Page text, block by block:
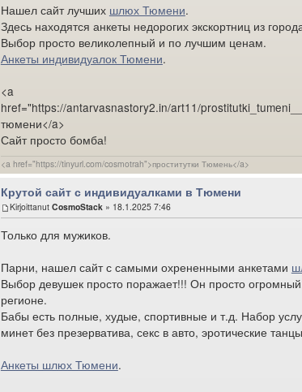
Нашел сайт лучших шлюх Тюмени.
Здесь находятся анкеты недорогих экскортниц из
Выбор просто великолепный и по лучшим ценам.
Анкеты индивидуалок Тюмени.
<a
href="https://antarvasnastory2.in/art11/
тюмени</a>
Сайт просто бомба!
<a href="https://tinyurl.com/cosmotrah">проститутки Тюмень</a>
Крутой сайт с индивидуалками в Тюмени
Kirjoittanut CosmoStack» 18.1.2025 7:46
Только для мужиков.
Парни, нашел сайт с самыми охрененными анкетами
Выбор девушек просто поражает!!! Он просто
регионе.
Бабы есть полные, худые, спортивные и т.д. Набор
минет без презерватива, секс в авто, эротические
Анкеты шлюх Тюмени.